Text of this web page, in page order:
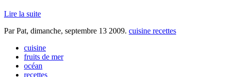
Lire la suite
Par Pat, dimanche, septembre 13 2009. cuisine recettes
cuisine
fruits de mer
océan
recettes